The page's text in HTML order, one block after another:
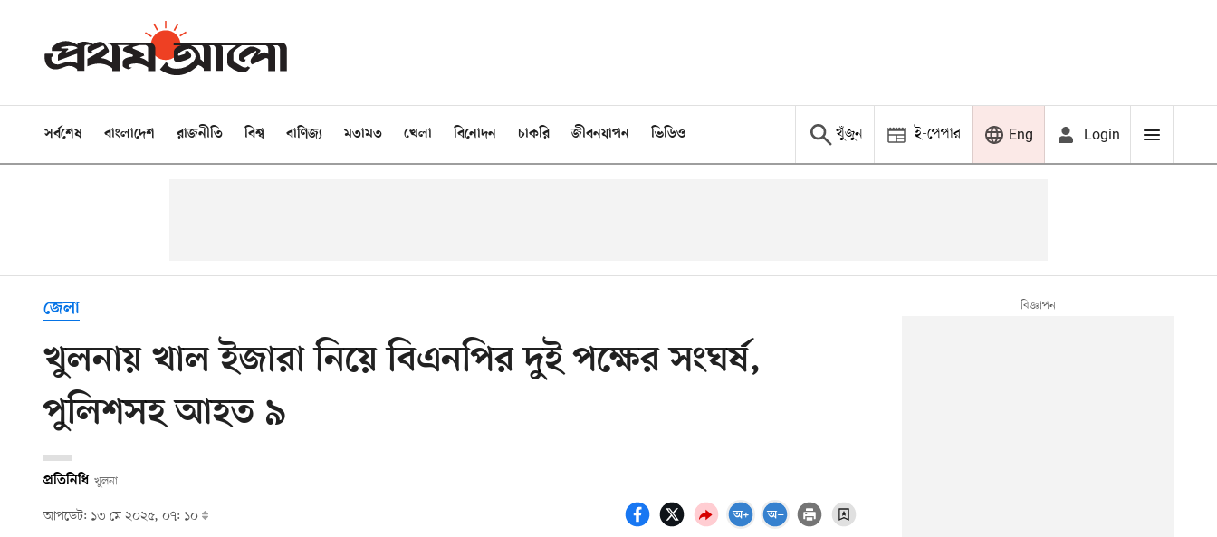
সর্বশেষ বাংলাদেশ রাজনীতি বিশ্ব বাণিজ্য মতামত খেলা বিনোদন চাকরি জীবনযাপন ভিডিও খুঁজুন ই-পেপার Eng Login
জেলা
খুলনায় খাল ইজারা নিয়ে বিএনপির দুই পক্ষের সংঘর্ষ,
পুলিশসহ আহত ৯
প্রতিনিধি খুলনা
আপডেট: ১৩ মে ২০২৫, ০৭: ১০